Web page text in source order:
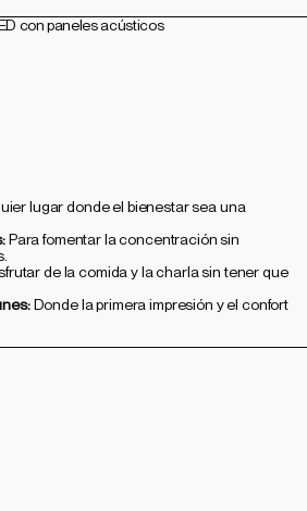
con paneles acústicos
lugar donde el bienestar sea una
Para fomentar la concentración sin
de la comida y la charla sin tener que
Donde la primera impresión y el confort